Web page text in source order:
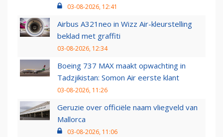
03-08-2026, 12:41
Airbus A321neo in Wizz Air-kleurstelling
beklad met graffiti
03-08-2026, 12:34
Boeing 737 MAX maakt opwachting in
Tadzjikistan: Somon Air eerste klant
03-08-2026, 11:26
Geruzie over officiële naam vliegveld van
Mallorca
03-08-2026, 11:06